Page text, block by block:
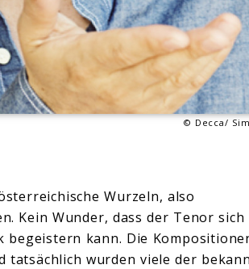
© Decca/
Wurzeln, also
Kein Wunder, dass der Tenor sich
kann. Die
tatsächlich wurden viele der